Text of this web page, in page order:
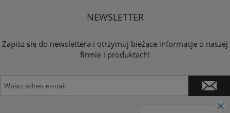
NEWSLETTER
Zapisz się do newslettera i otrzymuj bieżące informacje o naszej
firmie i produktach!